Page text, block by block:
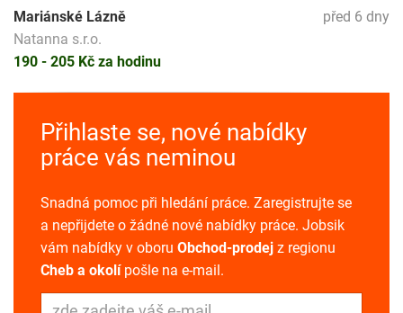
před 6 dny
Mariánské Lázně
Natanna s.r.o.
190 - 205 Kč za hodinu
Přihlaste se, nové nabídky
práce vás neminou
Snadná pomoc při hledání práce. Zaregistrujte se
a nepřijdete o žádné nové nabídky práce. Jobsik
vám nabídky v oboru Obchod-prodej z regionu
Cheb a okolípošle na e-mail.